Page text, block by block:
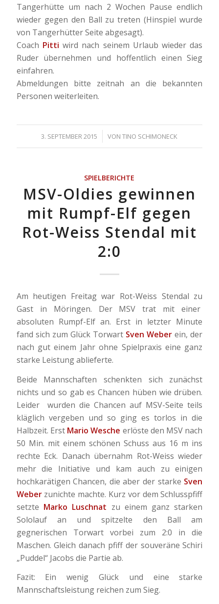
Tangerhütte um nach 2 Wochen Pause endlich
wieder gegen den Ball zu treten (Hinspiel wurde
von Tangerhütter Seite abgesagt).
Coach Pitti wird nach seinem Urlaub wieder das
Ruder übernehmen und hoffentlich einen Sieg
einfahren.
Abmeldungen bitte zeitnah an die bekannten
Personen weiterleiten.
3. SEPTEMBER 2015
/ VONTINO SCHIMONECK
SPIELBERICHTE
MSV-Oldies gewinnen
mit Rumpf-Elf gegen
Rot-Weiss Stendal mit
2:0
Am heutigen Freitag war Rot-Weiss Stendal zu
Gast in Möringen. Der MSV trat mit einer
absoluten Rumpf-Elf an. Erst in letzter Minute
fand sich zum Glück Torwart Sven Weber ein, der
nach gut einem Jahr ohne Spielpraxis eine ganz
starke Leistung ablieferte.
Beide Mannschaften schenkten sich zunächst
nichts und so gab es Chancen hüben wie drüben.
Leider wurden die Chancen auf MSV-Seite teils
kläglich vergeben und so ging es torlos in die
Halbzeit. Erst Mario Wesche erlöste den MSV nach
50 Min. mit einem schönen Schuss aus 16 m ins
rechte Eck. Danach übernahm Rot-Weiss wieder
mehr die Initiative und kam auch zu einigen
hochkarätigen Chancen, die aber der starke Sven
Weberzunichte machte. Kurz vor dem Schlusspfiff
setzte Marko Luschnat zu einem ganz starken
Sololauf an und spitzelte den Ball am
gegnerischen Torwart vorbei zum 2:0 in die
Maschen. Gleich danach pfiff der souveräne Schiri
„Puddel“ Jacobs die Partie ab.
Fazit: Ein wenig Glück und eine starke
Mannschaftsleistung reichen zum Sieg.